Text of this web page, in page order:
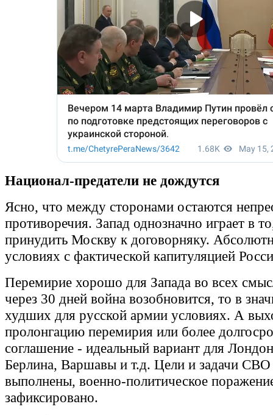
Национал-предатели не дождутся
Ясно, что между сторонами остаются
противоречия. Запад однозначно играет в
принудить Москву к договорняку.
условиях с фактической капитуляцией
Перемирие хорошо для Запада во всех
через 30 дней война возобновится, то в
худших для русской армии условиях. А
пролонгацию перемирия или более
соглашение - идеальный вариант для
Берлина, Варшавы и т.д. Цели и задачи СВО
выполнены, военно-политическое
зафиксировано.